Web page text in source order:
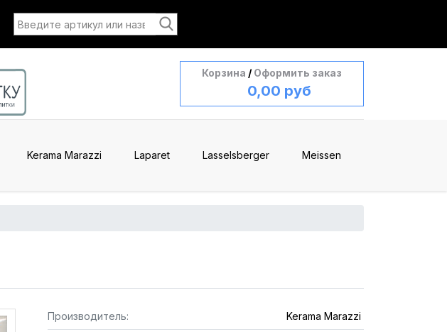
Корзина / Оформить заказ
0,00 руб
Kerama Marazzi Laparet Lasselsberger Meissen
Производитель: Kerama Marazzi